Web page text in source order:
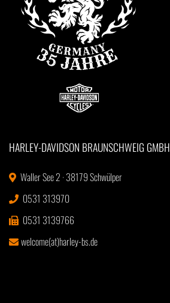
HARLEY-DAVIDSON BRAUNSCHWEIG GMBH
Waller See 2 · 38179 Schwülper
0531 313970
0531 3139766
welcome(at)harley-bs.de